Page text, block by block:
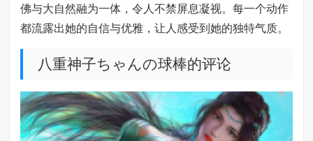
佛与大自然融为一体，令人不禁屏息凝视。每一个动作
都流露出她的自信与优雅，让人感受到她的独特气质。
八重神子ちゃんの球棒的评论